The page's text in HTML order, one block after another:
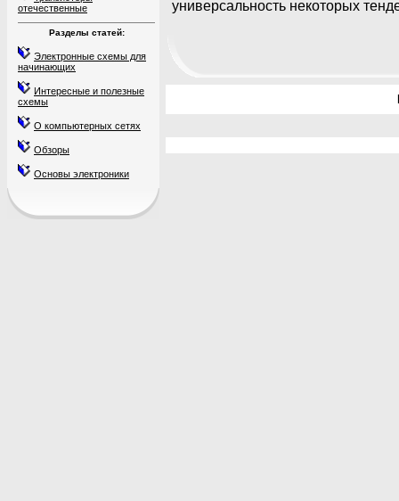
отечественные
Разделы статей:
Электронные схемы для
начинающих
Интересные и полезные
схемы
О компьютерных сетях
Обзоры
Основы электроники
универсальность некоторых